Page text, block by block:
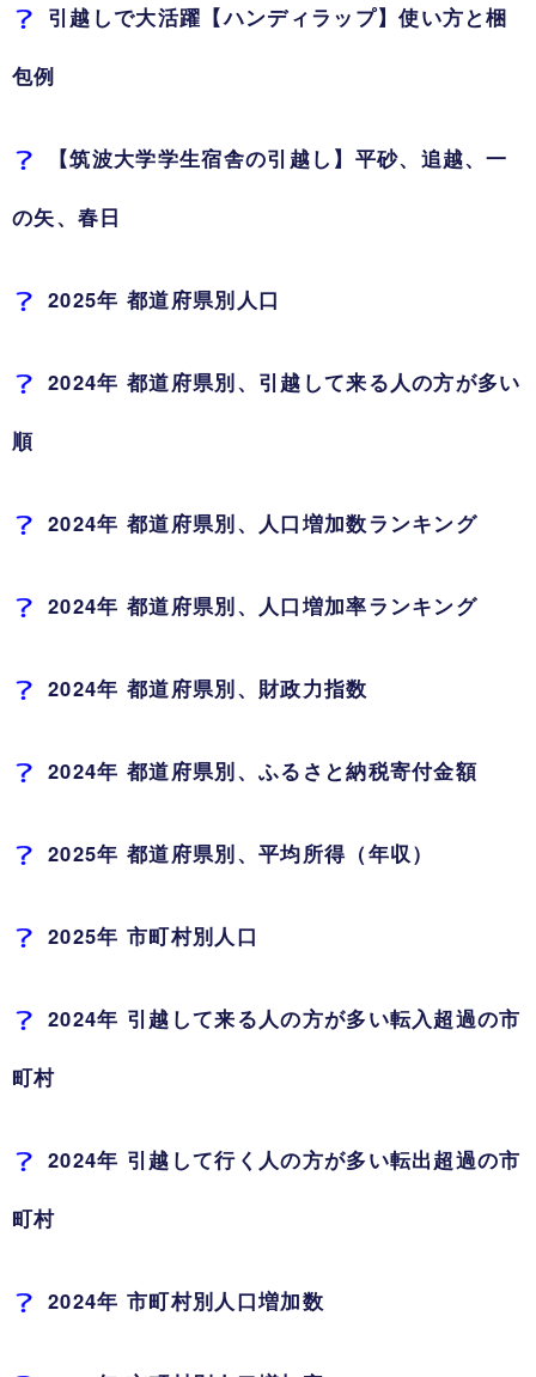
引越しで大活躍【ハンディラップ】使い方と梱
包例
【筑波大学学生宿舎の引越し】平砂、追越、一
の矢、春日
2025年 都道府県別人口
2024年 都道府県別、引越して来る人の方が多い
順
2024年 都道府県別、人口増加数ランキング
2024年 都道府県別、人口増加率ランキング
2024年 都道府県別、財政力指数
2024年 都道府県別、ふるさと納税寄付金額
2025年 都道府県別、平均所得（年収）
2025年 市町村別人口
2024年 引越して来る人の方が多い転入超過の市
町村
2024年 引越して行く人の方が多い転出超過の市
町村
2024年 市町村別人口増加数